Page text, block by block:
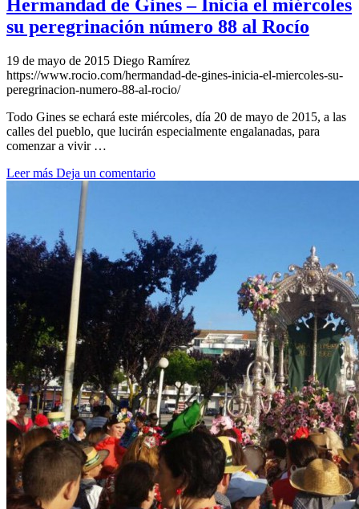
Hermandad de Gines – Inicia el miércoles
su peregrinación número 88 al Rocío
19 de mayo de 2015 Diego Ramírez
https://www.rocio.com/hermandad-de-gines-inicia-el-miercoles-su-
peregrinacion-numero-88-al-rocio/
Todo Gines se echará este miércoles, día 20 de mayo de 2015, a las
calles del pueblo, que lucirán especialmente engalanadas, para
comenzar a vivir …
Leer más Deja un comentario